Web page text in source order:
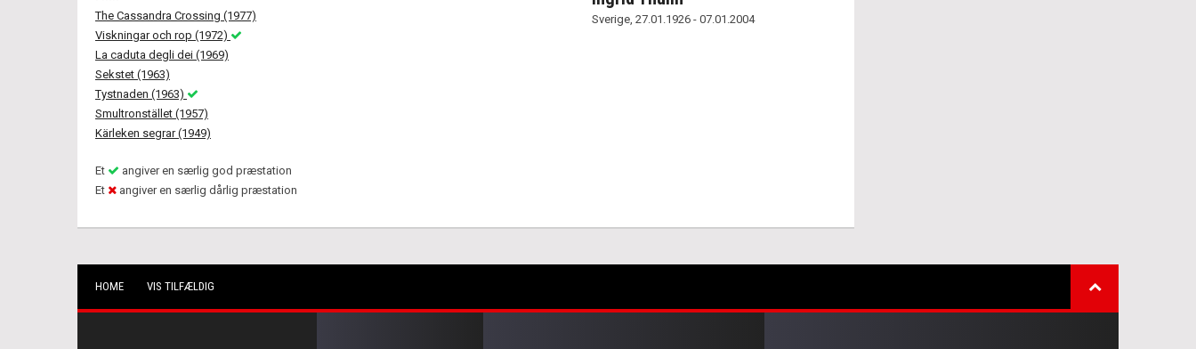
Sverige, 27.01.1926 - 07.01.2004
The Cassandra Crossing (1977)
Viskningar och rop (1972)
La caduta degli dei (1969)
Sekstet (1963)
Tystnaden (1963)
Smultronstället (1957)
Kärleken segrar (1949)
Et
angiver en særlig god præstation
Et
angiver en særlig dårlig præstation
HOME VIS TILFÆLDIG